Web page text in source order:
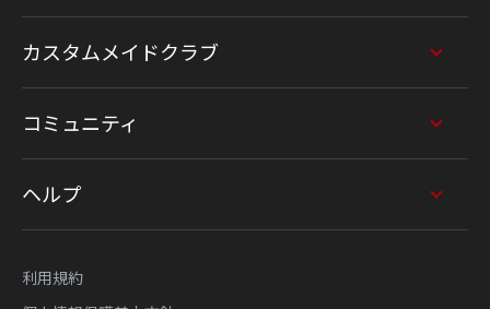
カスタムメイドクラブ
コミュニティ
ヘルプ
利用規約